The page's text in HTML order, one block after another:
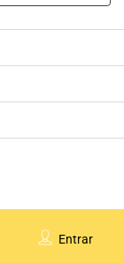
Entrar